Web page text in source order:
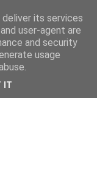
its services
user-agent are
and security
usage
IT